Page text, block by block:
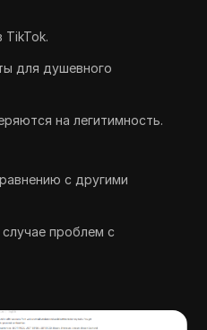
TikTok.
для душевного
на легитимность.
с другими
проблем с